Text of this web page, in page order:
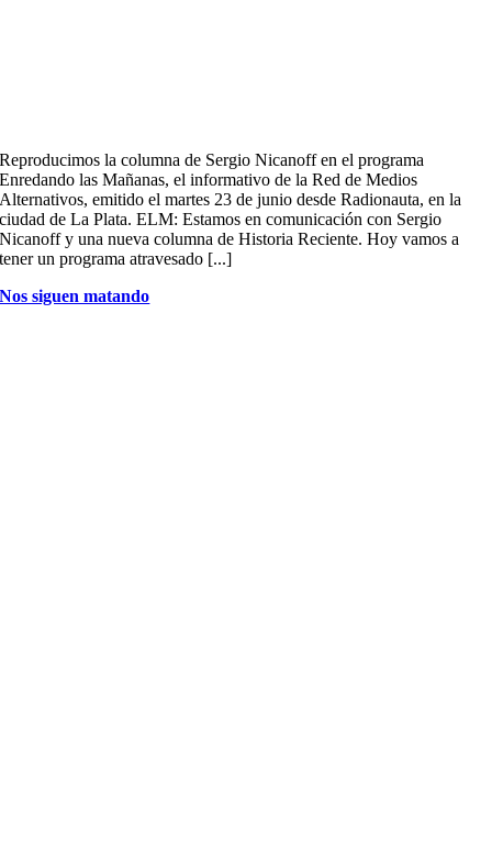
Reproducimos la columna de Sergio Nicanoff en el programa
Enredando las Mañanas, el informativo de la Red de Medios
Alternativos, emitido el martes 23 de junio desde Radionauta, en la
ciudad de La Plata. ELM: Estamos en comunicación con Sergio
Nicanoff y una nueva columna de Historia Reciente. Hoy vamos a
tener un programa atravesado [...]
Nos siguen matando